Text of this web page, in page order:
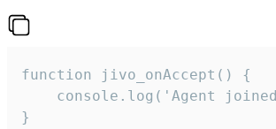
function jivo_onAccept() {
}